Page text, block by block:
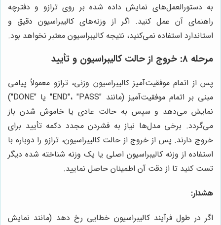
به دستورالعمل‌های نمایش داده شده بر روی ترازو و دفترچه
راهنمای آن عمل کنید. اگر از وزنه‌های کالیبراسیون دقیق و
استاندارد استفاده نمی‌کنید، نتیجه کالیبراسیون معتبر نخواهد بود.
مرحله 8: خروج از حالت کالیبراسیون و تأیید
پس از اتمام موفقیت‌آمیز کالیبراسیون وزنی، ترازو معمولاً پیامی
مبنی بر اتمام موفقیت‌آمیز (مانند "END"، "PASS" یا "DONE")
نمایش می‌دهد و سپس به حالت عادی یا خاموش شدن باز
می‌گردد. برخی مدل‌ها نیاز به فشردن مجدد دکمه تأیید برای
خروج دارند. پس از خروج از حالت کالیبراسیون، ترازو را دوباره با
استفاده از وزنه کالیبراسیون اصلی یا یک وزنه شناخته شده دیگر
تست کنید تا از دقت آن اطمینان حاصل نمایید.
هشدار:
اگر در طول فرآیند کالیبراسیون خطایی رخ دهد (مانند نمایش